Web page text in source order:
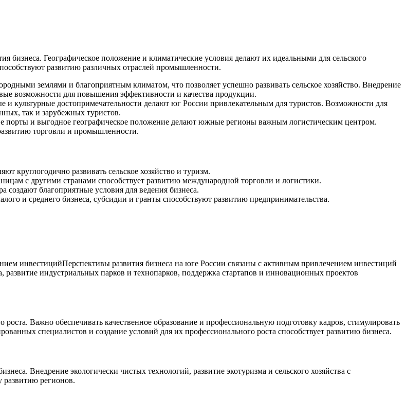
Географическое положение и климатические условия делают их идеальными для сельского
развитию различных отраслей промышленности.
землями и благоприятным климатом, что позволяет успешно развивать сельское хозяйство. Внедрение
возможности для повышения эффективности и качества продукции.
и культурные достопримечательности делают юг России привлекательным для туристов. Возможности для
так и зарубежных туристов.
порты и выгодное географическое положение делают южные регионы важным логистическим центром.
торговли и промышленности.
круглогодично развивать сельское хозяйство и туризм.
с другими странами способствует развитию международной торговли и логистики.
создают благоприятные условия для ведения бизнеса.
и среднего бизнеса, субсидии и гранты способствуют развитию предпринимательства.
Перспективы развития бизнеса на юге России связаны с активным привлечением инвестиций
индустриальных парков и технопарков, поддержка стартапов и инновационных проектов
Важно обеспечивать качественное образование и профессиональную подготовку кадров, стимулировать
специалистов и создание условий для их профессионального роста способствует развитию бизнеса.
Внедрение экологически чистых технологий, развитие экотуризма и сельского хозяйства с
регионов.